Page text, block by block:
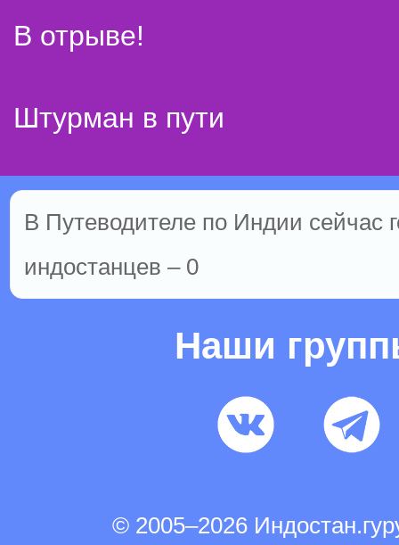
В отрыве!
Штурман в пути
В Путеводителе по Индии сейчас
индостанцев – 0
Наши
© 2005–2026